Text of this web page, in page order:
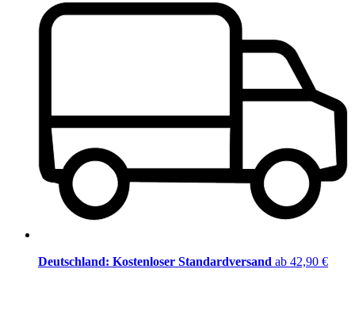
Deutschland: Kostenloser Standardversand ab 42,90 €